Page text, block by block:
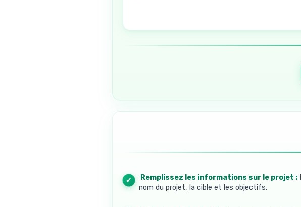
1. Remplissez les informations sur le projet :
nom du projet, la cible et les objectifs.